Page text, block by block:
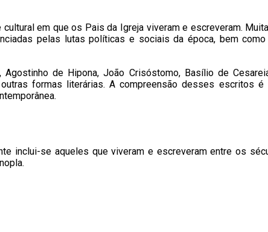
em que os Pais da Igreja viveram e escreveram.
pelas lutas políticas e sociais da época, bem
de Hipona, João Crisóstomo, Basílio de
formas literárias. A compreensão desses escritos é
inclui-se aqueles que viveram e escreveram entre os